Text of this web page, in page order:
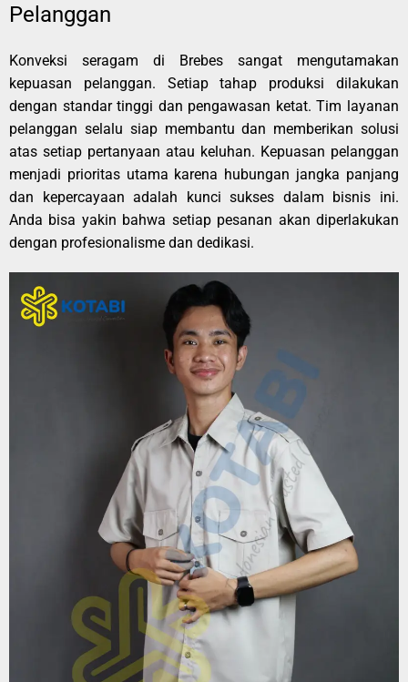
Pelanggan
Konveksi seragam di Brebes sangat mengutamakan
kepuasan pelanggan. Setiap tahap produksi dilakukan
dengan standar tinggi dan pengawasan ketat. Tim layanan
pelanggan selalu siap membantu dan memberikan solusi
atas setiap pertanyaan atau keluhan. Kepuasan pelanggan
menjadi prioritas utama karena hubungan jangka panjang
dan kepercayaan adalah kunci sukses dalam bisnis ini.
Anda bisa yakin bahwa setiap pesanan akan diperlakukan
dengan profesionalisme dan dedikasi.